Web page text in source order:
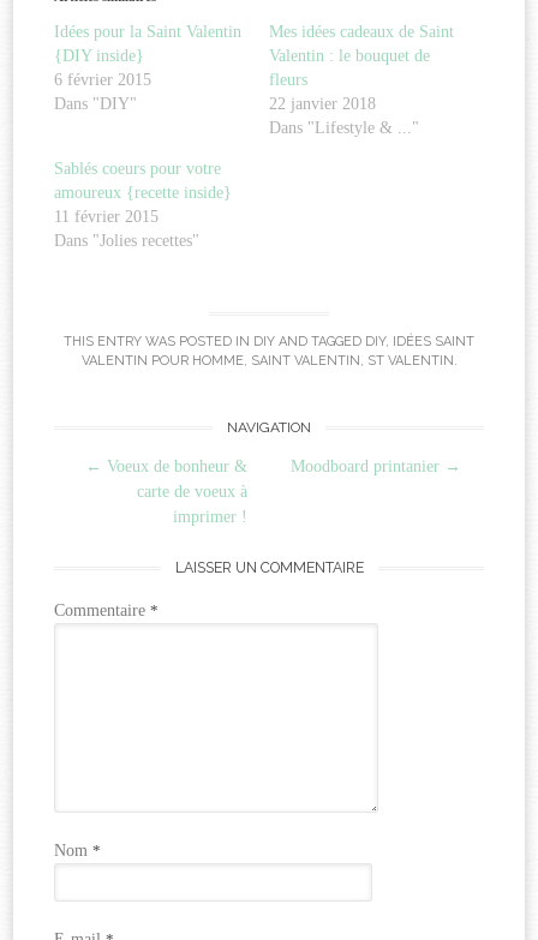
Idées pour la Saint Valentin
{DIY inside}
6 février 2015
Dans "DIY"
Mes idées cadeaux de Saint
Valentin : le bouquet de
fleurs
22 janvier 2018
Dans "Lifestyle & ..."
Sablés coeurs pour votre
amoureux {recette inside}
11 février 2015
Dans "Jolies recettes"
THIS ENTRY WAS POSTED IN DIY AND TAGGED DIY, IDÉES SAINT
VALENTIN POUR HOMME, SAINT VALENTIN, ST VALENTIN.
navigation
NAVIGATION
← Voeux de bonheur &
carte de voeux à
imprimer !
Moodboard printanier →
LAISSER UN COMMENTAIRE
Commentaire*
Nom*